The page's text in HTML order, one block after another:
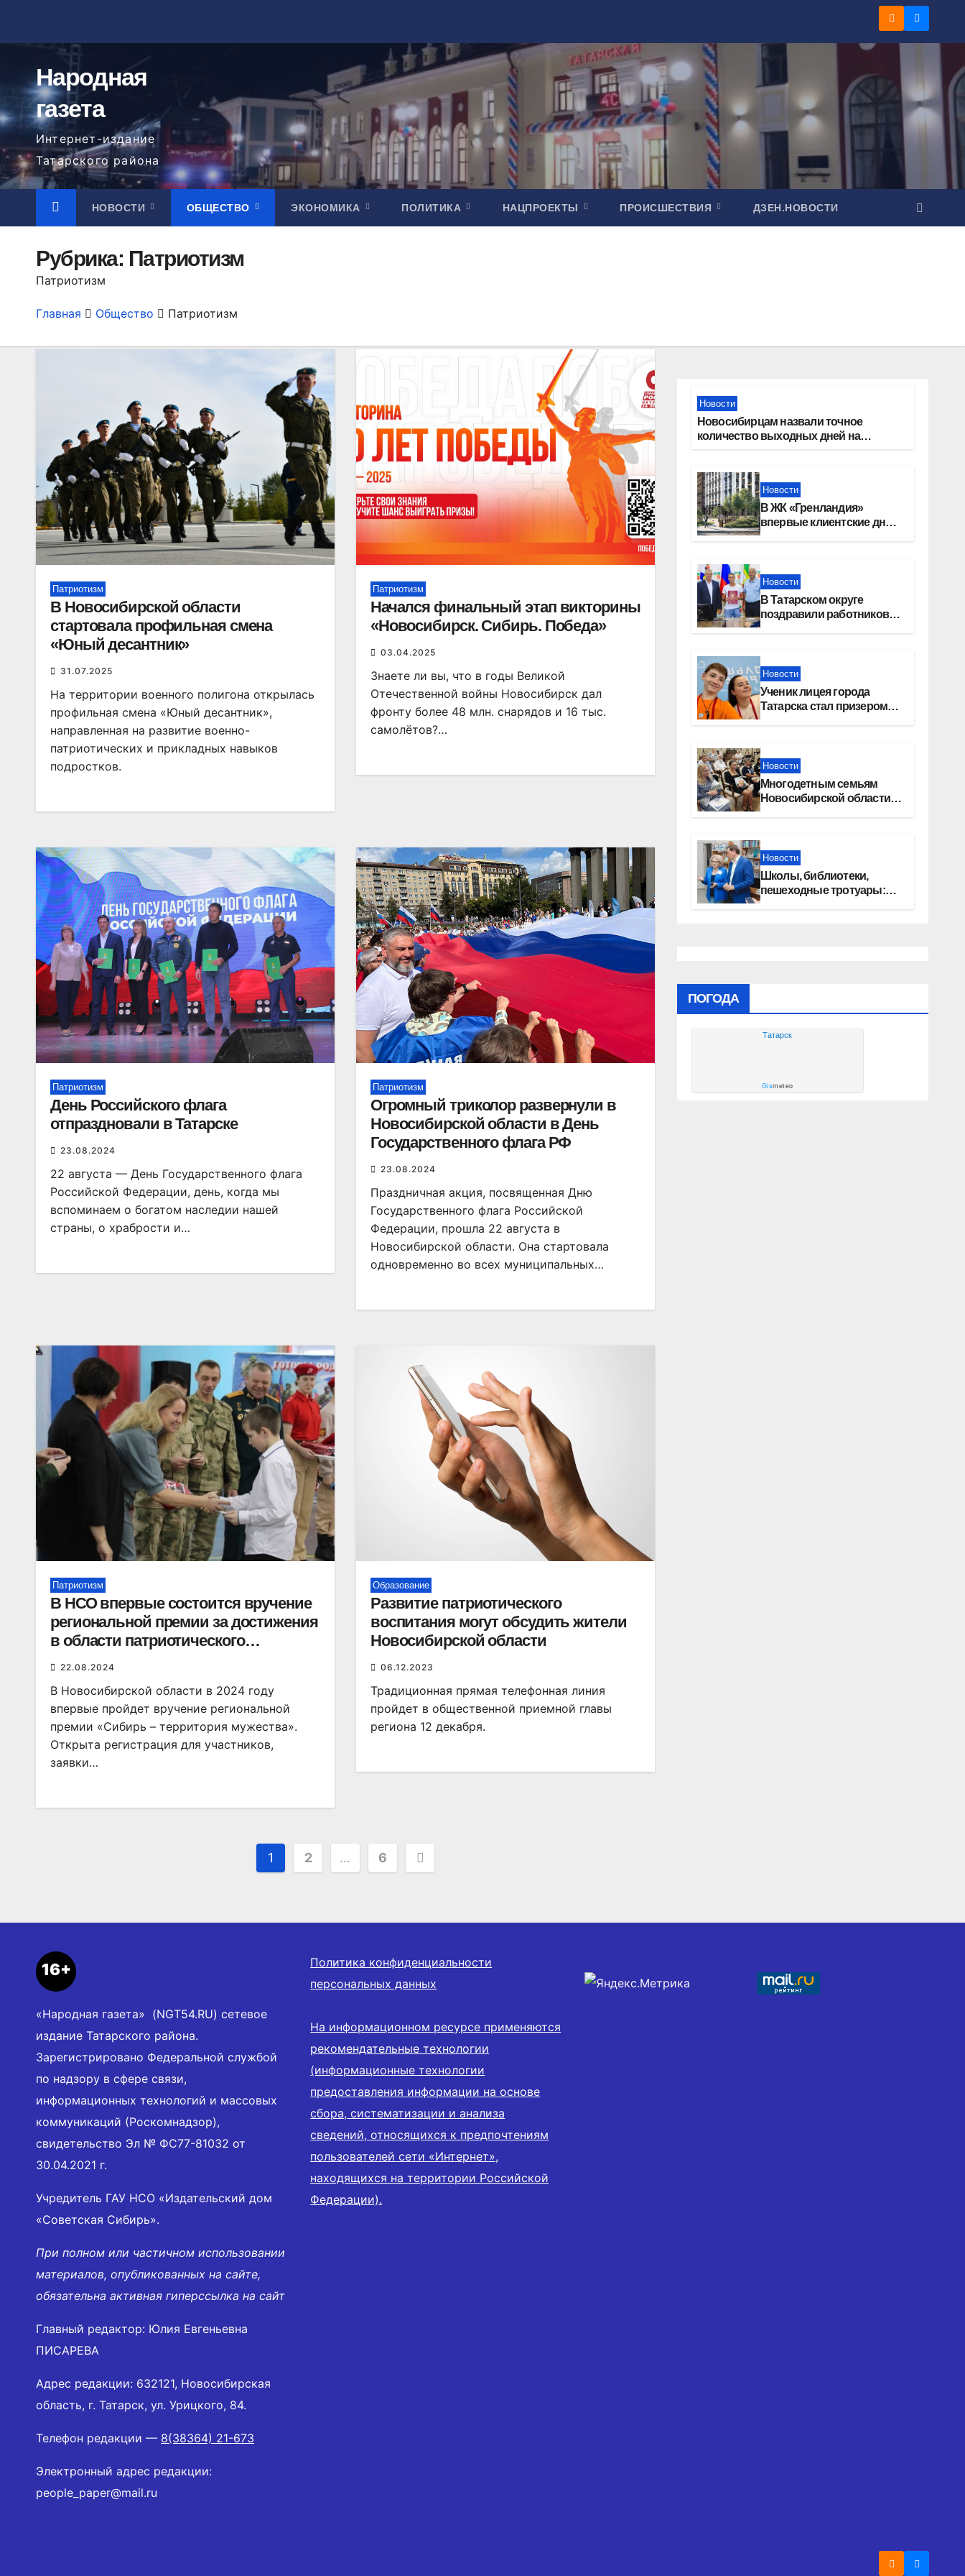
содержимому
Народная
газета
Интернет-издание
Татарского района
НОВОСТИ ОБЩЕСТВО ЭКОНОМИКА ПОЛИТИКА НАЦПРОЕКТЫ ПРОИСШЕСТВИЯ ДЗЕН.НОВОСТИ
Рубрика: Патриотизм
Патриотизм
Главная Общество Патриотизм
Патриотизм
В Новосибирской области
стартовала профильная смена
«Юный десантник»
31.07.2025
На территории военного полигона открылась
профильная смена «Юный десантник»,
направленная на развитие военно-
патриотических и прикладных навыков
подростков.
Патриотизм
Начался финальный этап викторины
«Новосибирск. Сибирь. Победа»
03.04.2025
Знаете ли вы, что в годы Великой
Отечественной войны Новосибирск дал
фронту более 48 млн. снарядов и 16 тыс.
самолётов?…
Патриотизм
День Российского флага
отпраздновали в Татарске
23.08.2024
22 августа — День Государственного флага
Российской Федерации, день, когда мы
вспоминаем о богатом наследии нашей
страны, о храбрости и…
Патриотизм
Огромный триколор развернули в
Новосибирской области в День
Государственного флага РФ
23.08.2024
Праздничная акция, посвященная Дню
Государственного флага Российской
Федерации, прошла 22 августа в
Новосибирской области. Она стартовала
одновременно во всех муниципальных…
Патриотизм
В НСО впервые состоится вручение
региональной премии за достижения
в области патриотического
воспитания
22.08.2024
В Новосибирской области в 2024 году
впервые пройдет вручение региональной
премии «Сибирь – территория мужества».
Открыта регистрация для участников,
заявки…
Образование
Развитие патриотического
воспитания могут обсудить жители
Новосибирской области
06.12.2023
Традиционная прямая телефонная линия
пройдет в общественной приемной главы
региона 12 декабря.
Пагинация
1 2 … 6
Новости
Новосибирцам назвали точное
количество выходных дней на
Новости
В ЖК «Гренландия»
впервые клиентские дни
от крупного девелопера —
Новости
В Татарском округе
поздравили работников
строительной отрасли
Новости
Ученик лицея города
Татарска стал призером
конкурса «Большая
Новости
Многодетным семьям
Новосибирской области
вручены сертификаты на
автомобилей
Новости
Школы, библиотеки,
пешеходные тротуары:
представители «Единой
ПОГОДА
Татарск
Gismeteo
16+
«Народная газета» (NGT54.RU) сетевое
издание Татарского района.
Зарегистрировано Федеральной службой
по надзору в сфере связи,
информационных технологий и массовых
коммуникаций (Роскомнадзор),
свидетельство Эл № ФС77-81032 от
30.04.2021 г.
Учредитель ГАУ НСО «Издательский дом
«Советская Сибирь».
При полном или частичном использовании
материалов, опубликованных на сайте,
обязательна активная гиперссылка на сайт
Главный редактор: Юлия Евгеньевна
ПИСАРЕВА
Адрес редакции: 632121, Новосибирская
область, г. Татарск, ул. Урицкого, 84.
Телефон редакции — 8(38364) 21-673
Электронный адрес редакции:
people_paper@mail.ru
Политика конфиденциальности
персональных данных
На информационном ресурсе применяются
рекомендательные технологии
(информационные технологии
предоставления информации на основе
сбора, систематизации и анализа
сведений, относящихся к предпочтениям
пользователей сети «Интернет»,
находящихся на территории Российской
Федерации).